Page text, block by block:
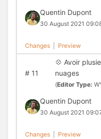
Quentin Dupont
30 August 2021
Changes Preview
#11
💠 Avoir
nuages
(Editor Type:
Quentin Dupont
30 August 2021
Changes Preview